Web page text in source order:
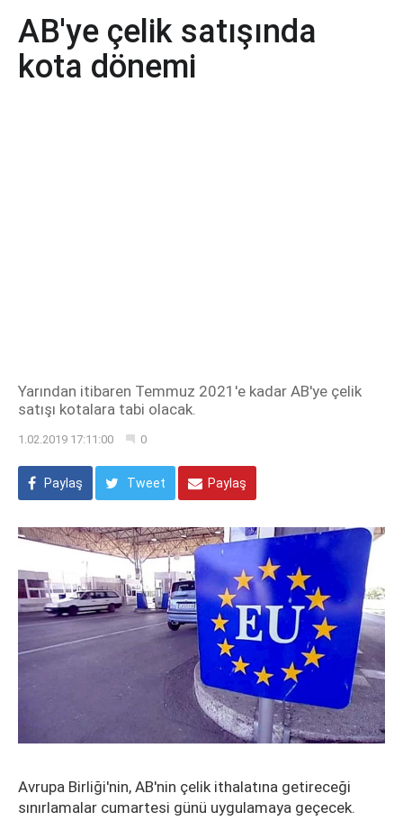
AB'ye çelik satışında
kota dönemi
Yarından itibaren Temmuz 2021'e kadar AB'ye çelik
satışı kotalara tabi olacak.
1.02.2019 17:11:00 0
Paylaş Tweet Paylaş
Avrupa Birliği'nin, AB'nin çelik ithalatına getireceği
sınırlamalar cumartesi günü uygulamaya geçecek.